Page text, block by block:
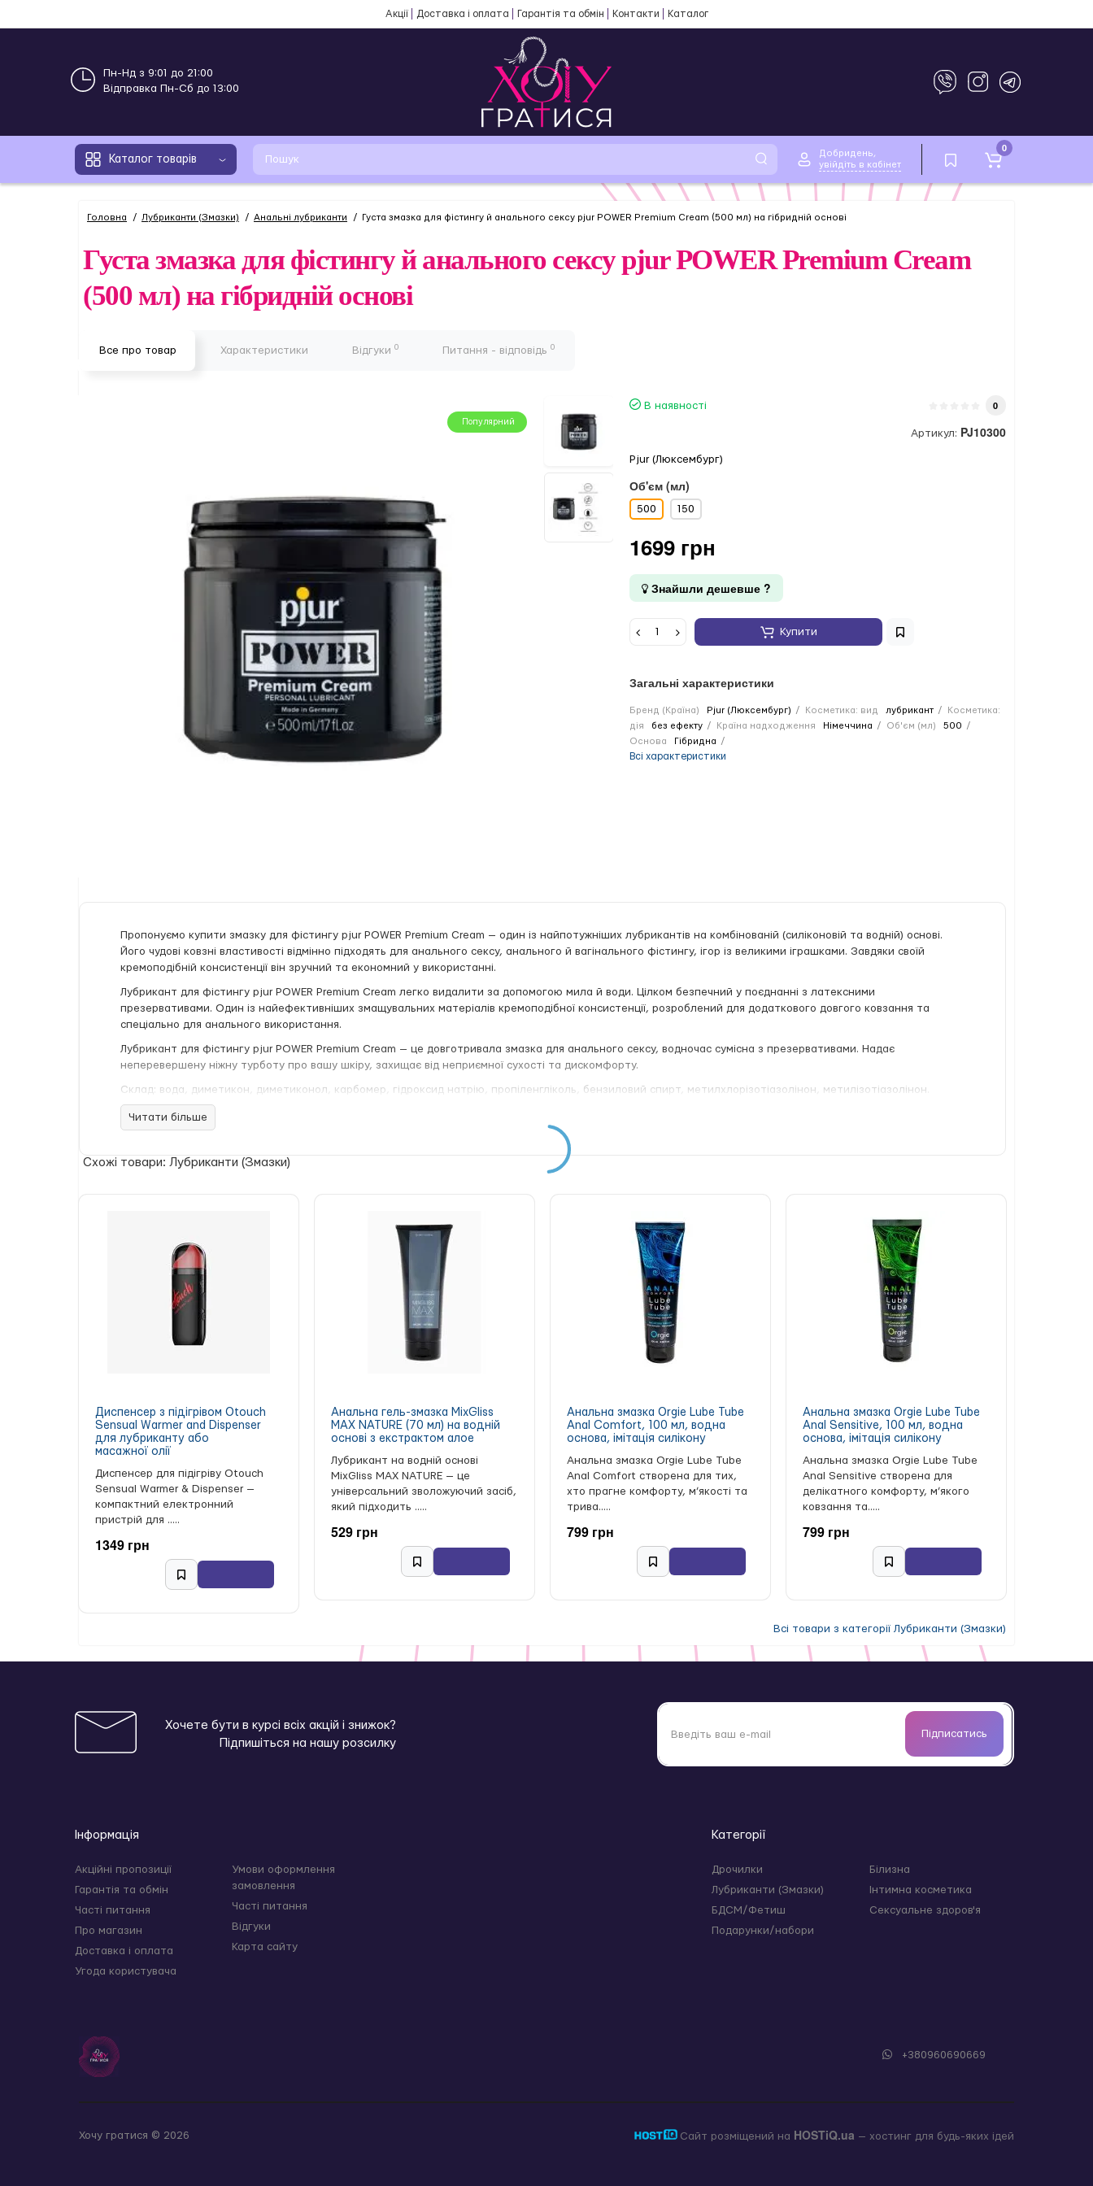
Акції Доставка і оплата Гарантія та обмін Контакти Каталог
Пн-Нд з 9:01 до 21:00
Відправка Пн-Сб до 13:00
Каталог товарів
Добридень,
увійдіть в кабінет
0
Головна Лубриканти (Змазки) Анальні лубриканти Густа змазка для фістингу й анального сексу pjur POWER Premium Cream (500 мл) на гібридній основі
Густа змазка для фістингу й анального сексу pjur POWER Premium Cream
(500 мл) на гібридній основі
Все про товар Характеристики Відгуки 0 Питання - відповідь 0
Популярний
В наявності 0
Артикул: PJ10300
Pjur (Люксембург)
Об'єм (мл)
500 150
1699 грн
Знайшли дешевше ?
Купити
Загальні характеристики
Бренд (Країна) Pjur (Люксембург) Косметика: вид лубрикант
Косметика:
дія
без ефекту Країна надходження Німеччина Об'єм (мл)
500
Основа
Гібридна
Всі характеристики
Пропонуємо купити змазку для фістингу pjur POWER Premium Cream — один із найпотужніших лубрикантів на комбінованій (силіконовій та водній) основі.
Його чудові ковзні властивості відмінно підходять для анального сексу, анального й вагінального фістингу, ігор із великими іграшками. Завдяки своїй
кремоподібній консистенції він зручний та економний у використанні.
Лубрикант для фістингу pjur POWER Premium Cream легко видалити за допомогою мила й води. Цілком безпечний у поєднанні з латексними
презервативами. Один із найефективніших змащувальних матеріалів кремоподібної консистенції, розроблений для додаткового довгого ковзання та
спеціально для анального використання.
Лубрикант для фістингу pjur POWER Premium Cream — це довготривала змазка для анального сексу, водночас сумісна з презервативами. Надає
неперевершену ніжну турботу про вашу шкіру, захищає від неприємної сухості та дискомфорту.
Склад: вода, диметикон, диметиконол, карбомер, гідроксид натрію, пропіленгліколь, бензиловий спирт, метилхлорізотіазолінон, метилізотіазолінон.
Читати більше
Схожі товари: Лубриканти (Змазки)
Диспенсер з підігрівом Otouch
Sensual Warmer and Dispenser
для лубриканту або
масажної олії
Диспенсер для підігріву Otouch
Sensual Warmer & Dispenser —
компактний електронний
пристрій для .....
1349 грн
Анальна гель-змазка MixGliss
MAX NATURE (70 мл) на водній
основі з екстрактом алое
Лубрикант на водній основі
MixGliss MAX NATURE — це
універсальний зволожуючий засіб,
який підходить .....
529 грн
Анальна змазка Orgie Lube Tube
Anal Comfort, 100 мл, водна
основа, імітація силікону
Анальна змазка Orgie Lube Tube
Anal Comfort створена для тих,
хто прагне комфорту, м’якості та
трива.....
799 грн
Анальна змазка Orgie Lube Tube
Anal Sensitive, 100 мл, водна
основа, імітація силікону
Анальна змазка Orgie Lube Tube
Anal Sensitive створена для
делікатного комфорту, м’якого
ковзання та.....
799 грн
Всі товари з категорії Лубриканти (Змазки)
Хочете бути в курсі всіх акцій і знижок?
Підпишіться на нашу розсилку
Підписатись
Інформація
Акційні пропозиції
Гарантія та обмін
Часті питання
Про магазин
Доставка і оплата
Угода користувача
Умови оформлення
замовлення
Часті питання
Відгуки
Карта сайту
Категорії
Дрочилки
Лубриканти (Змазки)
БДСМ/Фетиш
Подарунки/набори
Білизна
Інтимна косметика
Сексуальне здоров'я
+380960690669
Хочу гратися © 2026 Сайт розміщений на HOSTiQ.ua — хостинг для будь-яких ідей